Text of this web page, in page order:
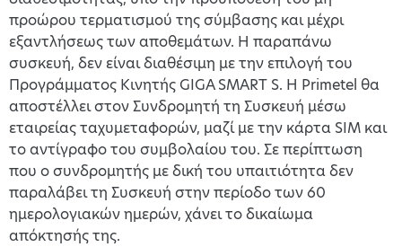
προώρου τερματισμού της σύμβασης και μέχρι
εξαντλήσεως των αποθεμάτων. Η παραπάνω
συσκευή, δεν είναι διαθέσιμη με την επιλογή του
Προγράμματος Κινητής GIGA SMART S. Η Primetel θα
αποστέλλει στον Συνδρομητή τη Συσκευή μέσω
εταιρείας ταχυμεταφορών, μαζί με την κάρτα SIM και
το αντίγραφο του συμβολαίου του. Σε περίπτωση
που ο συνδρομητής με δική του υπαιτιότητα δεν
παραλάβει τη Συσκευή στην περίοδο των 60
ημερολογιακών ημερών, χάνει το δικαίωμα
απόκτησής της.